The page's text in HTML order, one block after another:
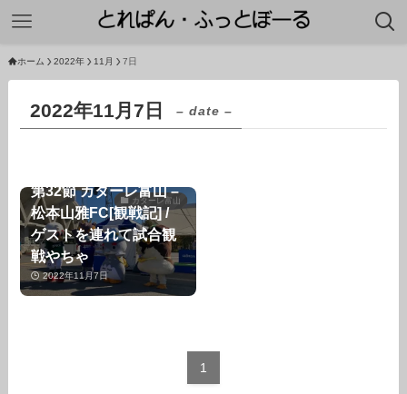
ホーム 2022年 11月 7日
2022年11月7日 – date –
カターレ富山
第32節 カターレ富山 –
松本山雅FC[観戦記] /
ゲストを連れて試合観
戦やちゃ
2022年11月7日
1